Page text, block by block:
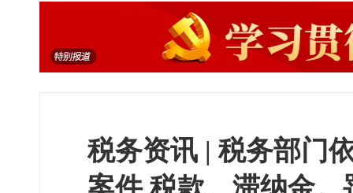
税务资讯 | 税务部门